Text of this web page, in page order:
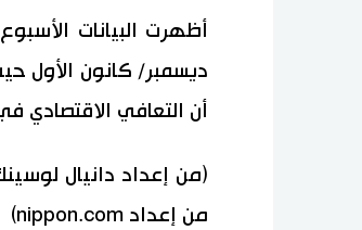
أظهرت البيانات
ديسمبر/ كانون الأول
أن التعافي الاقتصادي
(من إعداد دانيال
من إعداد nippon.com)